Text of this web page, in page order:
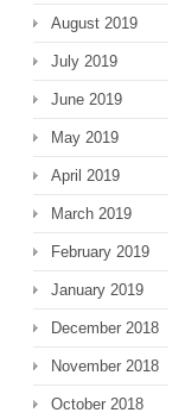
August 2019
July 2019
June 2019
May 2019
April 2019
March 2019
February 2019
January 2019
December 2018
November 2018
October 2018